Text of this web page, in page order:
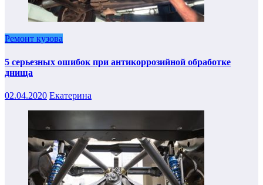
Ремонт кузова
5 серьезных ошибок при антикоррозийной обработке
днища
02.04.2020 Екатерина